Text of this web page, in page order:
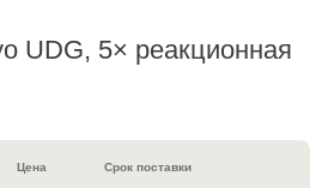
UDG, 5× реакционная
Цена Срок поставки